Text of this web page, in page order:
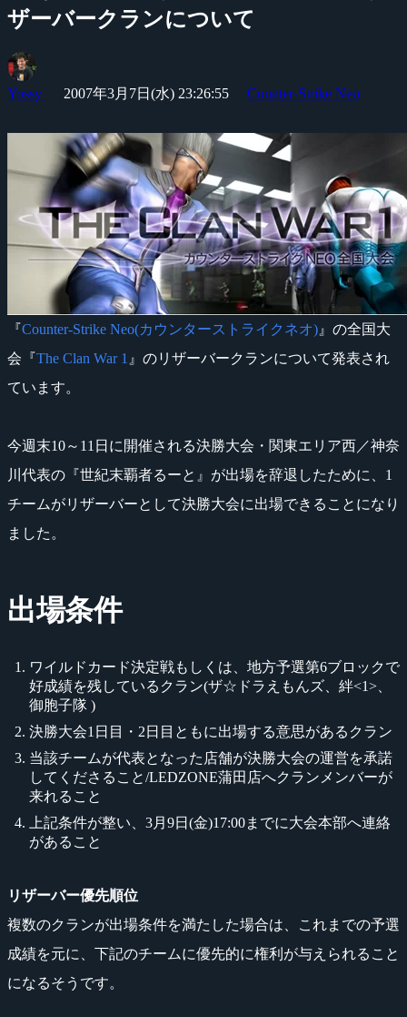
ザーバークランについて
Yossy 2007年3月7日(水) 23:26:55 Counter-Strike Neo
『Counter-Strike Neo(カウンターストライクネオ) 』の全国大
会『The Clan War 1 』のリザーバークランについて発表され
ています。
今週末10～11日に開催される決勝大会・関東エリア西／神奈
川代表の『世紀末覇者るーと』が出場を辞退したために、1
チームがリザーバーとして決勝大会に出場できることになり
ました。
出場条件
ワイルドカード決定戦もしくは、地方予選第6ブロックで
好成績を残しているクラン(ザ☆ドラえもんズ、絆<1>、
御胞子隊 )
決勝大会1日目・2日目ともに出場する意思があるクラン
当該チームが代表となった店舗が決勝大会の運営を承諾
してくださること/LEDZONE蒲田店へクランメンバーが
来れること
上記条件が整い、3月9日(金)17:00までに大会本部へ連絡
があること
リザーバー優先順位
複数のクランが出場条件を満たした場合は、これまでの予選
成績を元に、下記のチームに優先的に権利が与えられること
になるそうです。